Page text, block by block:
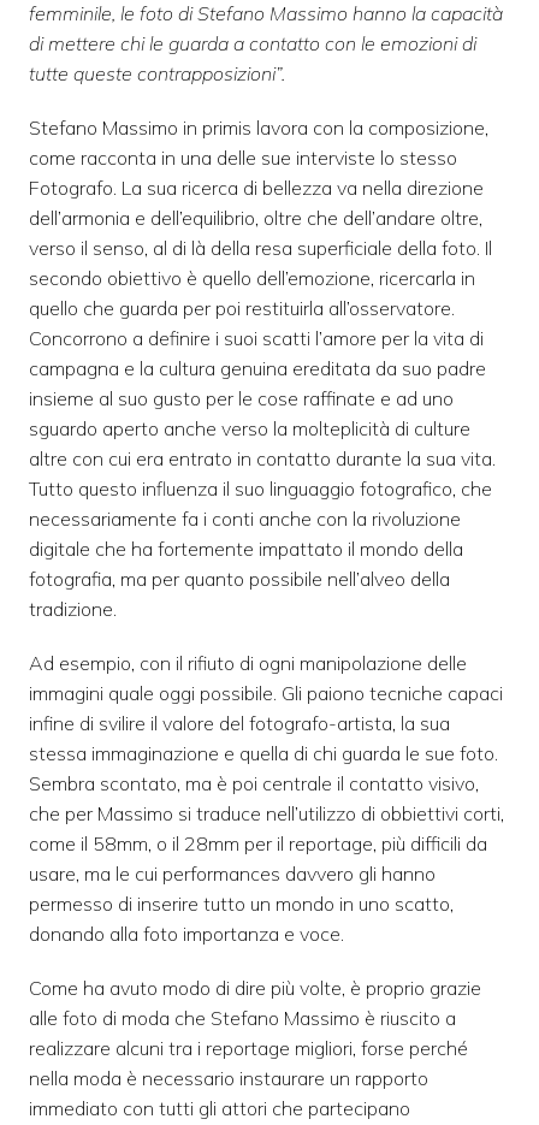
femminile, le foto di Stefano Massimo hanno la capacità
di mettere chi le guarda a contatto con le emozioni di
tutte queste contrapposizioni”.
Stefano Massimo in primis lavora con la composizione,
come racconta in una delle sue interviste lo stesso
Fotografo. La sua ricerca di bellezza va nella direzione
dell’armonia e dell’equilibrio, oltre che dell’andare oltre,
verso il senso, al di là della resa superficiale della foto. Il
secondo obiettivo è quello dell’emozione, ricercarla in
quello che guarda per poi restituirla all’osservatore.
Concorrono a definire i suoi scatti l’amore per la vita di
campagna e la cultura genuina ereditata da suo padre
insieme al suo gusto per le cose raffinate e ad uno
sguardo aperto anche verso la molteplicità di culture
altre con cui era entrato in contatto durante la sua vita.
Tutto questo influenza il suo linguaggio fotografico, che
necessariamente fa i conti anche con la rivoluzione
digitale che ha fortemente impattato il mondo della
fotografia, ma per quanto possibile nell’alveo della
tradizione.
Ad esempio, con il rifiuto di ogni manipolazione delle
immagini quale oggi possibile. Gli paiono tecniche capaci
infine di svilire il valore del fotografo-artista, la sua
stessa immaginazione e quella di chi guarda le sue foto.
Sembra scontato, ma è poi centrale il contatto visivo,
che per Massimo si traduce nell’utilizzo di obbiettivi corti,
come il 58mm, o il 28mm per il reportage, più difficili da
usare, ma le cui performances davvero gli hanno
permesso di inserire tutto un mondo in uno scatto,
donando alla foto importanza e voce.
Come ha avuto modo di dire più volte, è proprio grazie
alle foto di moda che Stefano Massimo è riuscito a
realizzare alcuni tra i reportage migliori, forse perché
nella moda è necessario instaurare un rapporto
immediato con tutti gli attori che partecipano